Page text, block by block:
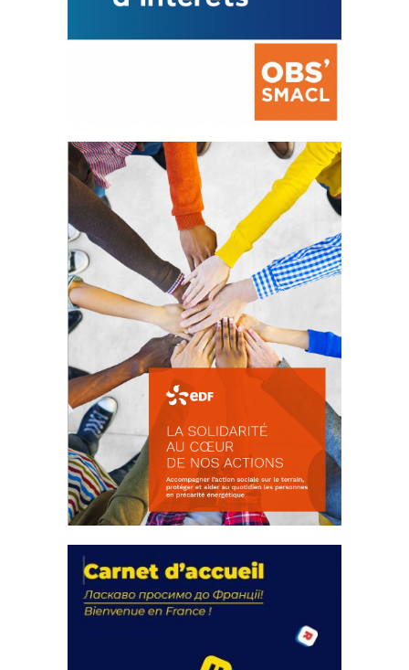
La prévention des conflits
d’intérêts
18 septembre 2023
FEUILLETER
actions
18 septembre 2023
FEUILLETER